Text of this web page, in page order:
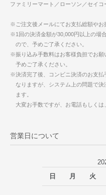
ファミリーマート／ローソン／セイ
※ご注文後メールにてお支払総額やお
※1回の決済金額が30,000円以上の場
ので、予めご了承ください。
※振り込み手数料はお客様負担でお願
予めご了承ください。
※決済完了後、コンビニ決済のお支払
なりますが、システム上の問題で決
ます。
大変お手数ですが、お電話もしくは
営業日について
日
月 火